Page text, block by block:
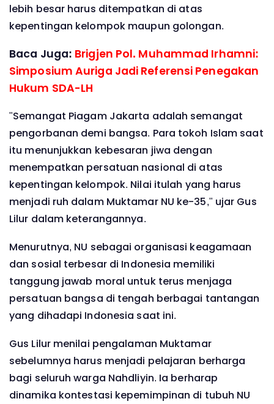
lebih besar harus ditempatkan di atas
kepentingan kelompok maupun golongan.
Baca Juga: Brigjen Pol. Muhammad Irhamni:
Simposium Auriga Jadi Referensi Penegakan
Hukum SDA-LH
"Semangat Piagam Jakarta adalah semangat
pengorbanan demi bangsa. Para tokoh Islam saat
itu menunjukkan kebesaran jiwa dengan
menempatkan persatuan nasional di atas
kepentingan kelompok. Nilai itulah yang harus
menjadi ruh dalam Muktamar NU ke-35," ujar Gus
Lilur dalam keterangannya.
Menurutnya, NU sebagai organisasi keagamaan
dan sosial terbesar di Indonesia memiliki
tanggung jawab moral untuk terus menjaga
persatuan bangsa di tengah berbagai tantangan
yang dihadapi Indonesia saat ini.
Gus Lilur menilai pengalaman Muktamar
sebelumnya harus menjadi pelajaran berharga
bagi seluruh warga Nahdliyin. Ia berharap
dinamika kontestasi kepemimpinan di tubuh NU